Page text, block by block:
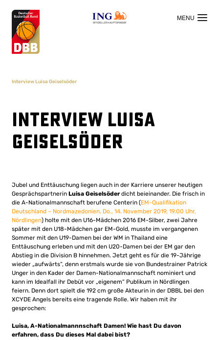
OFFIZIELLER HAUPTSPONSOR
Interview Luisa Geiselsöder
Interview Luisa
Geiselsöder
Jubel und Enttäuschung liegen auch in der Karriere unserer heutigen
Gesprächspartnerin Luisa Geiselsöderdicht beieinander. Die frisch in
die A-Nationalmannschaft berufene Centerin (EM-Qualifikation
Deutschland – Nordmazedonien, Do., 14. November 2019, 19.00 Uhr,
Nördlingen) holte mit den U16-Mädchen 2016 EM-Silber, zwei Jahre
später mit den U18-Mädchen gar EM-Gold, musste im vergangenen
Sommer mit den U19-Damen bei der WM in Thailand eine
Enttäuschung erleben und mit den U20-Damen bei der EM gar den
Abstieg in die Division B hinnehmen. Jetzt geht es für die 19-Jährige
wieder „aufwärts“, denn erstmals wurde sie von Bundestrainer Patrick
Unger in den Kader der Damen-Nationalmannschaft nominiert und
kann im Idealfall ihr Debüt vor „eigenem“ Publikum in Nördlingen
feiern. Denn dort spielt die 192 cm große Akteurin in der DBBL bei den
XCYDE Angels bereits eine tragende Rolle. Wir haben mit ihr
gesprochen:
Luisa, A-Nationalmannnschaft Damen! Wie hast Du davon
erfahren, dass Du dieses Mal dabei bist?